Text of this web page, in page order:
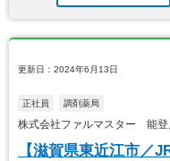
更新日：2024年6月13日
正社員 調剤薬局
株式会社ファルマスター 能登
【滋賀県東近江市／